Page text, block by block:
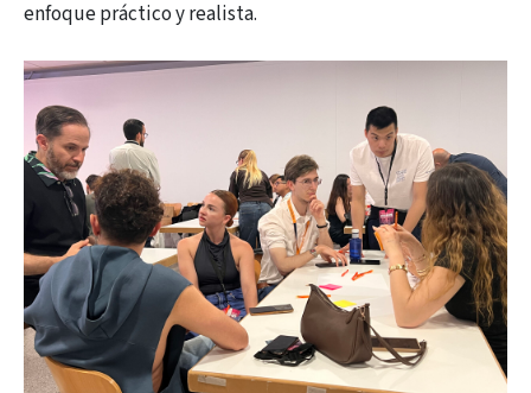
enfoque práctico y realista.